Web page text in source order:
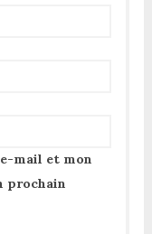
mail et mon
prochain